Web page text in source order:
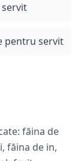
pentru servit
făina de
făina de in,